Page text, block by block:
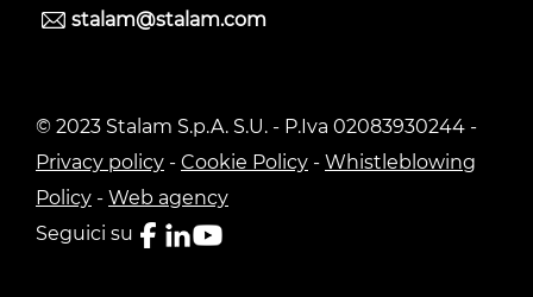
stalam@stalam.com
© 2023 Stalam S.p.A. S.U. - P.Iva 02083930244 -
Privacy policy - Cookie Policy - Whistleblowing
Policy - Web agency
Seguici su